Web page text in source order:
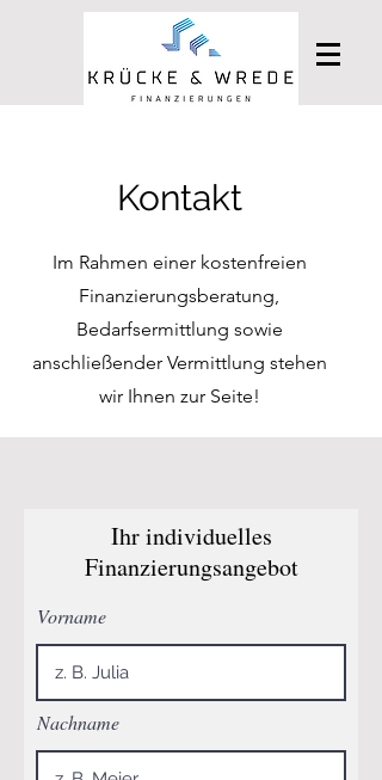
Kontakt
Im Rahmen einer kostenfreien
Finanzierungsberatung,
Bedarfsermittlung sowie
anschließender Vermittlung stehen
wir Ihnen zur Seite!
Ihr individuelles
Finanzierungsangebot
Vorname
Nachname